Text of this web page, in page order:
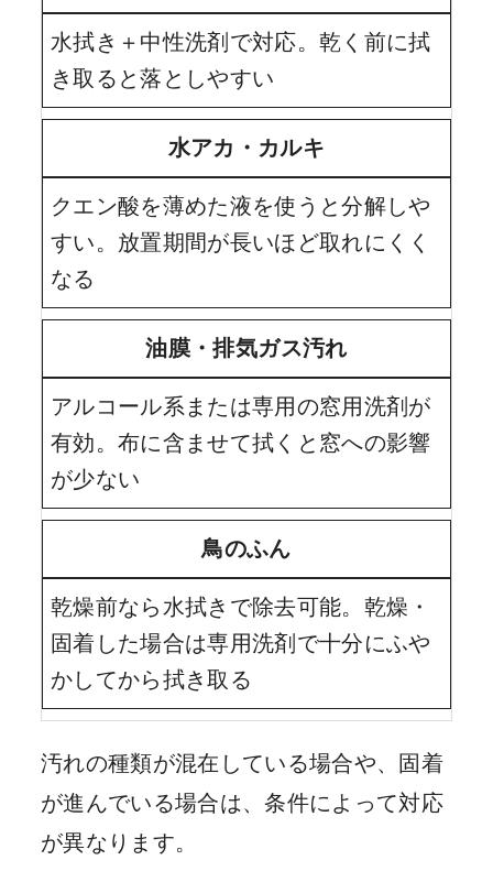
水拭き＋中性洗剤で対応。乾く前に拭
き取ると落としやすい
水アカ・カルキ
クエン酸を薄めた液を使うと分解しや
すい。放置期間が長いほど取れにくく
なる
油膜・排気ガス汚れ
アルコール系または専用の窓用洗剤が
有効。布に含ませて拭くと窓への影響
が少ない
鳥のふん
乾燥前なら水拭きで除去可能。乾燥・
固着した場合は専用洗剤で十分にふや
かしてから拭き取る
汚れの種類が混在している場合や、固着
が進んでいる場合は、条件によって対応
が異なります。